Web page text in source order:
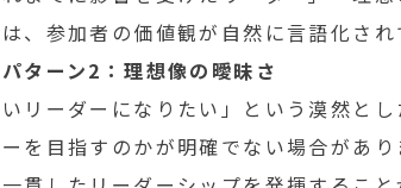
、参加者の価値観が自然に言語化され
ターン2：理想像の曖昧さ
いリーダーになりたい」という漠然と
を目指すのかが明確でない場合があ